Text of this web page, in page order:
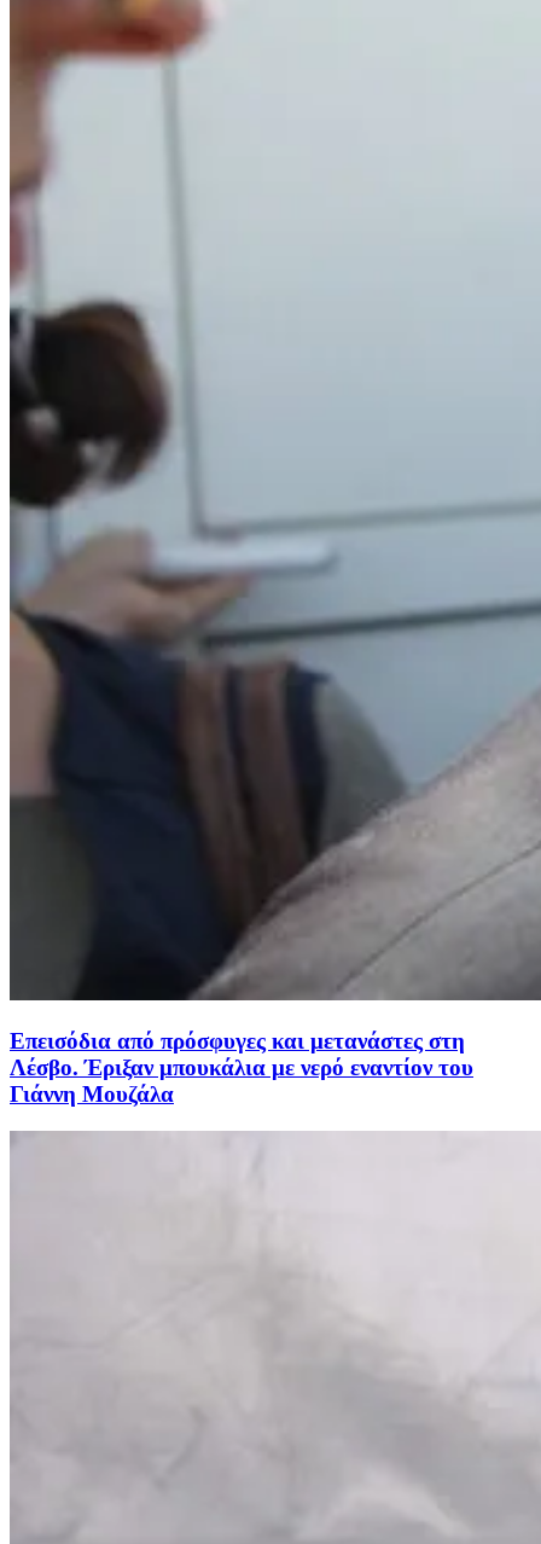
Επεισόδια από πρόσφυγες και μετανάστες στη
Λέσβο. Έριξαν μπουκάλια με νερό εναντίον του
Γιάννη Μουζάλα